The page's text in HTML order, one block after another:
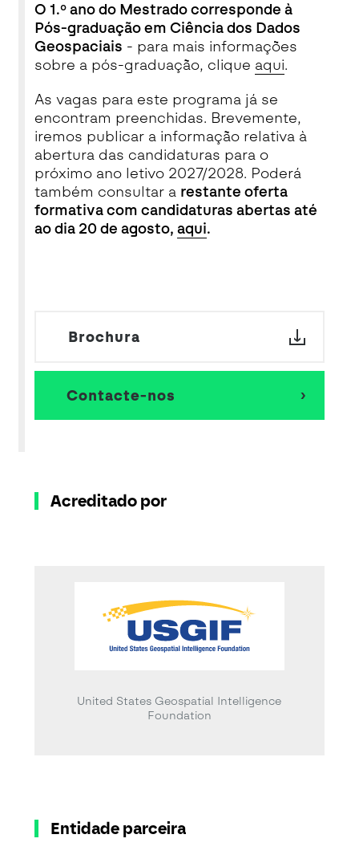
O 1.º ano do Mestrado corresponde à
Pós-graduação em Ciência dos Dados
Geospaciais - para mais informações
sobre a pós-graduação, clique aqui.
As vagas para este programa já se
encontram preenchidas. Brevemente,
iremos publicar a informação relativa à
abertura das candidaturas para o
próximo ano letivo 2027/2028. Poderá
também consultar a restante oferta
formativa com candidaturas abertas até
ao dia 20 de agosto, aqui.
Brochura
Contacte-nos
Acreditado por
United States Geospatial Intelligence
Foundation
Entidade parceira